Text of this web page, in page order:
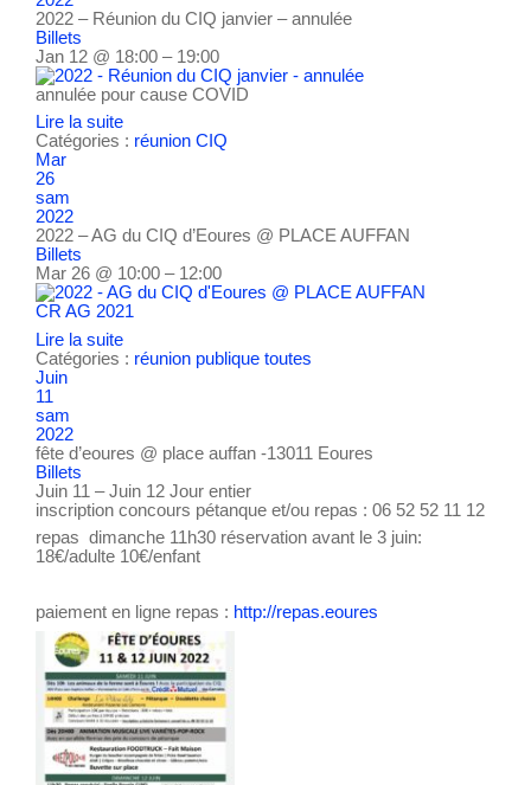
2022 – Réunion du CIQ janvier – annulée
Billets
Jan 12 @ 18:00 – 19:00
annulée pour cause COVID
Lire la suite
Catégories : réunion CIQ
Mar
26
sam
2022
2022 – AG du CIQ d’Eoures @ PLACE AUFFAN
Billets
Mar 26 @ 10:00 – 12:00
CR AG 2021
Lire la suite
Catégories : réunion publique toutes
Juin
11
sam
2022
fête d’eoures @ place auffan -13011 Eoures
Billets
Juin 11 – Juin 12 Jour entier
inscription concours pétanque et/ou repas : 06 52 52 11 12
repas dimanche 11h30 réservation avant le 3 juin:
18€/adulte 10€/enfant
paiement en ligne repas : http://repas.eoures